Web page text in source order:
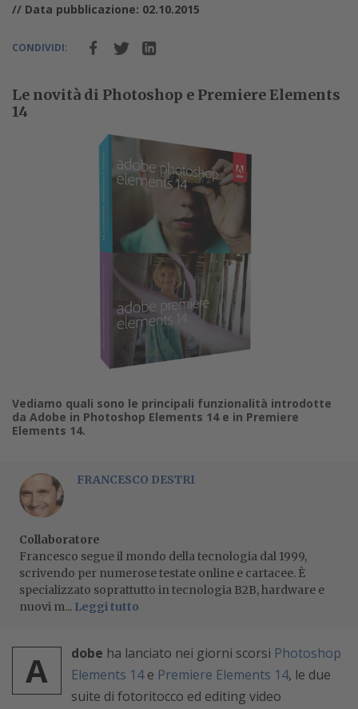
// Data pubblicazione: 02.10.2015
CONDIVIDI:
Le novità di Photoshop e Premiere Elements
14
Vediamo quali sono le principali funzionalità introdotte
da Adobe in Photoshop Elements 14 e in Premiere
Elements 14.
FRANCESCO DESTRI
Collaboratore
Francesco segue il mondo della tecnologia dal 1999,
scrivendo per numerose testate online e cartacee. È
specializzato soprattutto in tecnologia B2B, hardware e
nuovi m... Leggi tutto
A dobe ha lanciato nei giorni scorsi Photoshop
Elements 14e Premiere Elements 14, le due
suite di fotoritocco ed editing video